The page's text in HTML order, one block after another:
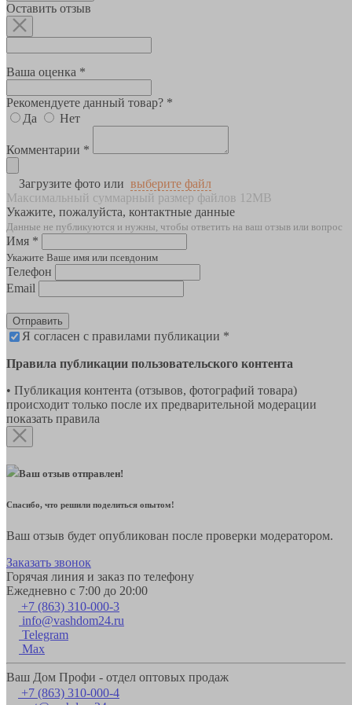
Оставить отзыв
Ваша оценка *
Рекомендуете данный товар? *
Да
Нет
Комментарии *
Загрузите фото или выберите файл
Максимальный суммарный размер файлов 12MB
Укажите, пожалуйста, контактные данные
Данные не публикуются и нужны, чтобы ответить на ваш отзыв или вопрос
Имя *
Укажите Ваше имя или псевдоним
Телефон
Email
Отправить
Я согласен с правилами публикации *
Правила публикации пользовательского контента
• Публикация контента (отзывов, фотографий товара)
происходит только после их предварительной модерации
показать правила
Ваш отзыв отправлен!
Спасибо, что решили поделиться опытом!
Ваш отзыв будет опубликован после проверки модератором.
Заказать звонок
Горячая линия и заказ по телефону
Ежедневно с 7:00 до 20:00
+7 (863) 310-000-3
info@vashdom24.ru
Telegram
Max
Ваш Дом Профи - отдел оптовых продаж
+7 (863) 310-000-4